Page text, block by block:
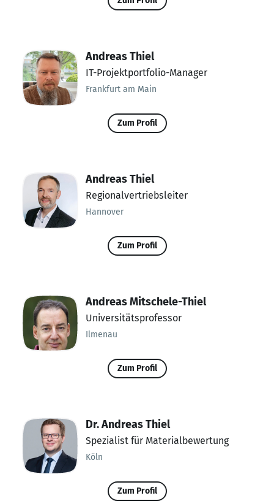
Andreas Thiel
IT-Projektportfolio-Manager
Frankfurt am Main
Zum Profil
Andreas Thiel
Regionalvertriebsleiter
Hannover
Zum Profil
Andreas Mitschele-Thiel
Universitätsprofessor
Ilmenau
Zum Profil
Dr. Andreas Thiel
Spezialist für Materialbewertung
Köln
Zum Profil